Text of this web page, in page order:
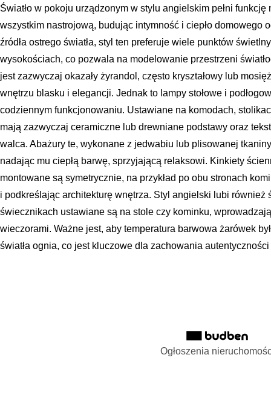
Światło w pokoju urządzonym w stylu angielskim pełni
wszystkim nastrojową, budując intymność i ciepło domowego
źródła ostrego światła, styl ten preferuje wiele punktów
wysokościach, co pozwala na modelowanie przestrzeni
jest zazwyczaj okazały żyrandol, często kryształowy lub
wnętrzu blasku i elegancji. Jednak to lampy stołowe i
codziennym funkcjonowaniu. Ustawiane na komodach,
mają zazwyczaj ceramiczne lub drewniane podstawy oraz
walca. Abażury te, wykonane z jedwabiu lub plisowanej
nadając mu ciepłą barwę, sprzyjającą relaksowi. Kinkiety
montowane są symetrycznie, na przykład po obu stronach
i podkreślając architekturę wnętrza. Styl angielski lubi również
świecznikach ustawiane są na stole czy kominku,
wieczorami. Ważne jest, aby temperatura barwowa żarówek
światła ognia, co jest kluczowe dla zachowania
Ogłoszenia